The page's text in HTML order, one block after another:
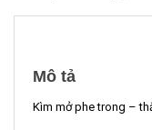
Mô tả
Kìm mở phe trong –